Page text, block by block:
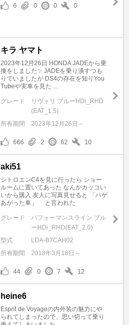
6
0 0 0
キラ ヤマト
2023年12月26日 HONDA JADEから乗
換をしました✨ JADEを乗り潰すつも
りでいましたが DS4の存在を知りYou
Tubeや実車を見た ...
グレード
リヴォリ ブルーHDi_RHD
(EAT_1.5)
所有期間
2023年12月26日～
666 2 62 10
aki51
シトロエンC4を見に行ったら ショー
ルームに置いてあった なんかカッコい
いから購入 友人に写真見せると 「ハゲ
あがった車」 と言われた
グレード
パフォーマンスライン ブル
ーHDi_RHD(EAT_2.0)
型式
LDA-B7CAH02
所有期間
2018年3月18日～
44 0 7 12
heine6
Esprit de Voyageの内外装の魅力にや
られてしまったので、思い切って乗り